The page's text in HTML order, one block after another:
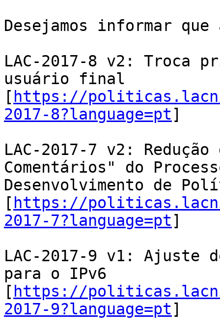
Desejamos informar
LAC-2017-8 v2: Troca
usuário final
[ https://
2017-8?language=pt]
LAC-2017-7 v2:
Comentários" do
Desenvolvimento de
[ https://
2017-7?language=pt]
LAC-2017-9 v1: Ajuste
para o IPv6
[ https://
2017-9?language=pt]